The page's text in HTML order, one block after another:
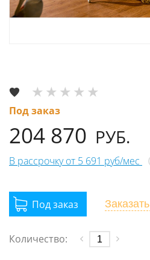
Под заказ
204 870 РУБ.
В рассрочку от 5 691 руб/мес
Заказать
Количество: